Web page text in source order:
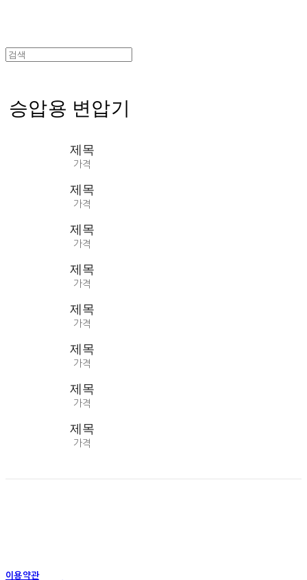
승압용 변압기
제목
가격
제목
가격
제목
가격
제목
가격
제목
가격
제목
가격
제목
가격
제목
가격
이용약관